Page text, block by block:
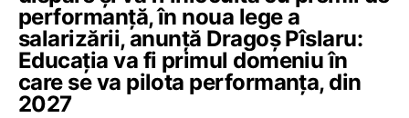
performanță, în noua lege a
salarizării, anunță Dragoș Pîslaru:
Educația va fi primul domeniu în
care se va pilota performanța, din
2027